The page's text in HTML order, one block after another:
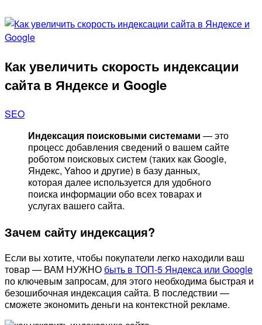
Как увеличить скорость индексации
сайта в Яндексе и Google
SEO
Индексация поисковыми системами — это
процесс добавления сведений о вашем сайте
роботом поисковых систем (таких как Google,
Яндекс, Yahoo и другие) в базу данных,
которая далее используется для удобного
поиска информации обо всех товарах и
услугах вашего сайта.
Зачем сайту индексация?
Если вы хотите, чтобы покупатели легко находили ваш
товар — ВАМ НУЖНО быть в ТОП-5 Яндекса или Google
по ключевым запросам, для этого необходима быстрая и
безошибочная индексация сайта. В последствии —
сможете экономить деньги на контекстной рекламе.